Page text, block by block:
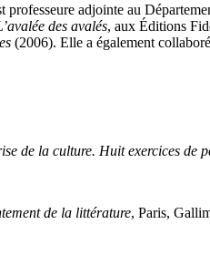
adjointe au
des avalés, aux Éditions
(2006). Elle a également
de la culture. Huit exercices de
de la littérature, Paris,